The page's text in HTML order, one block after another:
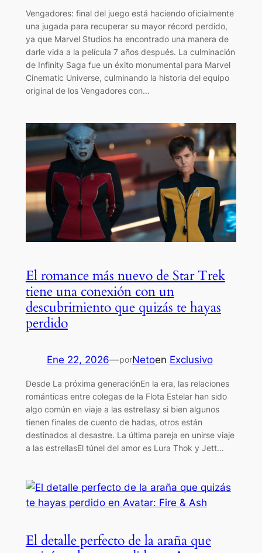
Vengadores: final del juego está haciendo oficialmente
una jugada para recuperar su mayor récord perdido,
ya que Marvel Studios ha encontrado una manera de
darle vida a la película 7 años después. La culminación
de Infinity Saga fue un éxito monumental para Marvel
Cinematic Universe, culminando la historia del equipo
original de los Vengadores con…
El romance más nuevo de Star Trek
tiene una conexión con un
descubrimiento que quizás te hayas
perdido
Ene 22, 2026—porNetoen Exclusivo
Desde La próxima generaciónEn la era, las relaciones
románticas entre colegas de la Flota Estelar han sido
algo común en viaje a las estrellasy si bien algunos
tienen finales de cuento de hadas, otros están
destinados al desastre. La última pareja en unirse viaje
a las estrellasEl túnel del amor es Lura Thok y Jett…
El detalle perfecto de la araña que